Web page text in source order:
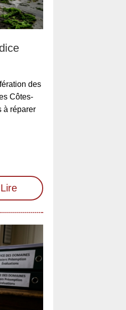
des
Côtes-
à réparer
Lire